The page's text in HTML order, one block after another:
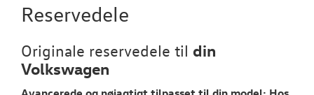
Reservedele
Originale reservedele til din
Volkswagen